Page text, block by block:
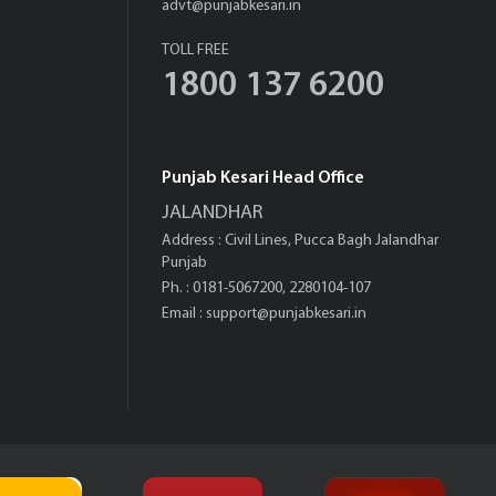
advt@punjabkesari.in
TOLL FREE
1800 137 6200
Punjab Kesari Head Office
JALANDHAR
Address : Civil Lines, Pucca Bagh Jalandhar
Punjab
Ph. : 0181-5067200, 2280104-107
Email : support@punjabkesari.in